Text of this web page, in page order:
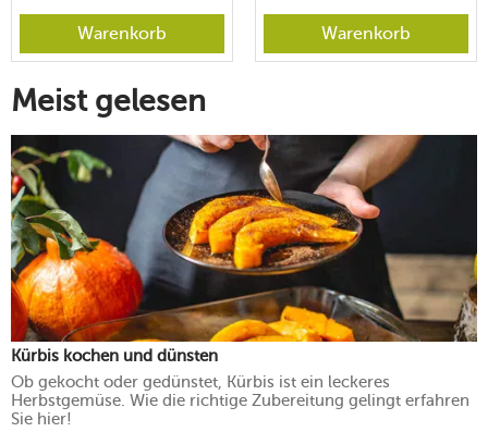
Warenkorb Warenkorb
Meist gelesen
Kürbis kochen und dünsten
Ob gekocht oder gedünstet, Kürbis ist ein leckeres
Herbstgemüse. Wie die richtige Zubereitung gelingt erfahren
Sie hier!